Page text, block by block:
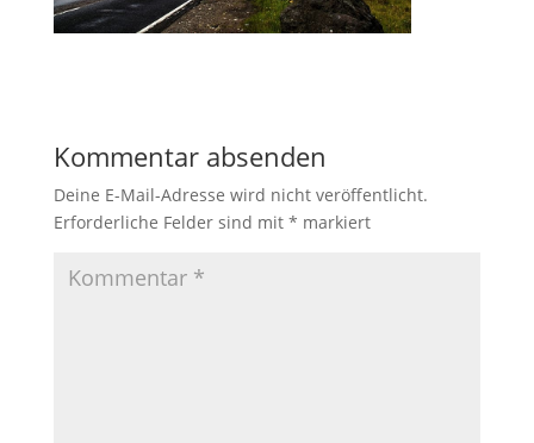
Kommentar absenden
Deine E-Mail-Adresse wird nicht veröffentlicht.
Erforderliche Felder sind mit * markiert